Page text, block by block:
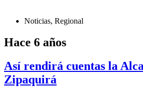
Noticias, Regional
Hace 6 años
Así rendirá cuentas la
Zipaquirá